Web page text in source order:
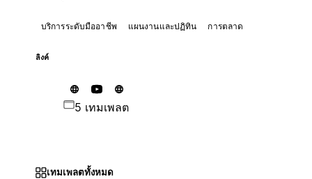
บริการระดับมืออาชีพ แผนงานและปฏิทิน การตลาด
ลิงค์
5 เทมเพลต
เทมเพลตทั้งหมด